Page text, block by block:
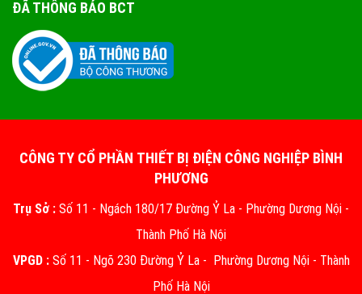
ĐÃ THÔNG BÁO BCT
CÔNG TY CỔ PHẦN THIẾT BỊ ĐIỆN CÔNG NGHIỆP BÌNH
PHƯƠNG
Trụ Sở : Số 11 - Ngách 180/17 Đường Ỷ La - Phường Dương Nội -
Thành Phố Hà Nội
VPGD :Số 11 - Ngõ 230 Đường Ỷ La - Phường Dương Nội - Thành
Phố Hà Nội